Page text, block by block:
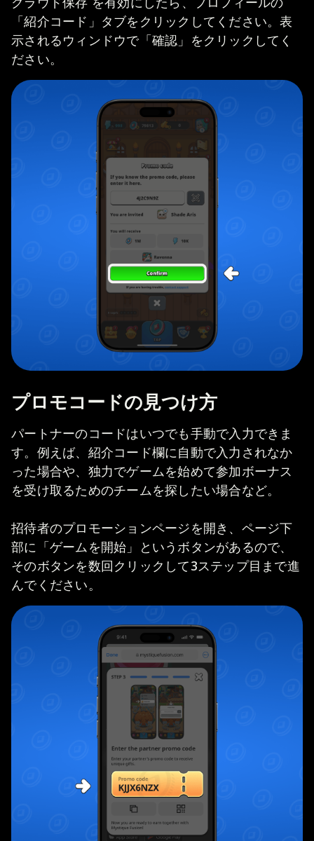
「紹介コード」タブをクリックしてください。表
示されるウィンドウで「確認」をクリックしてく
ださい。
プロモコードの見つけ方
パートナーのコードはいつでも手動で入力できま
す。例えば、紹介コード欄に自動で入力されなか
った場合や、独力でゲームを始めて参加ボーナス
を受け取るためのチームを探したい場合など。
招待者のプロモーションページを開き、ページ下
部に「ゲームを開始」というボタンがあるので、
そのボタンを数回クリックして3ステップ目まで進
んでください。